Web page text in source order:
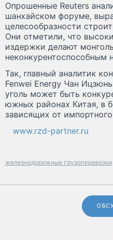
Опрошенные Reuters
шанхайском форуме,
целесообразности
Они отметили, что
издержки делают
неконкурентоспособным
Так, главный аналитик
Fenwei Energy Чан
уголь может быть
южных районах Китая, в
зависящих от
www.rzd-partner.ru
железнодорожные грузоперевозки